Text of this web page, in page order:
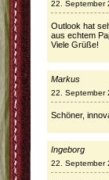
22. September
Outlook hat
aus echtem
Viele Grüße!
Markus
22. September
Schöner,
Ingeborg
22. September